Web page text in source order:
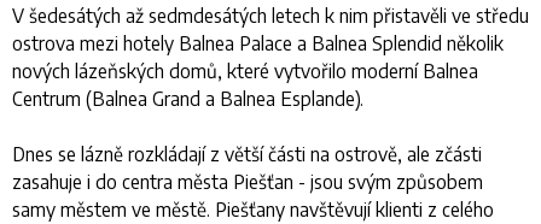
V šedesátých až sedmdesátých letech k nim přistavěli ve středu
ostrova mezi hotely Balnea Palace a Balnea Splendid několik
nových lázeňských domů, které vytvořilo moderní Balnea
Centrum (Balnea Grand a Balnea Esplande).
Dnes se lázně rozkládají z větší části na ostrově, ale zčásti
zasahuje i do centra města Piešťan - jsou svým způsobem
samy městem ve městě. Piešťany navštěvují klienti z celého